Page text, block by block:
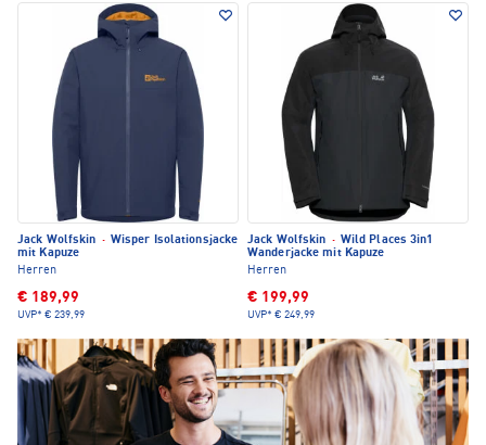
Jack Wolfskin · Wisper Isolationsjacke
mit Kapuze
Herren
€ 189,99
UVP* € 239,99
Jack Wolfskin · Wild Places 3in1
Wanderjacke mit Kapuze
Herren
€ 199,99
UVP* € 249,99